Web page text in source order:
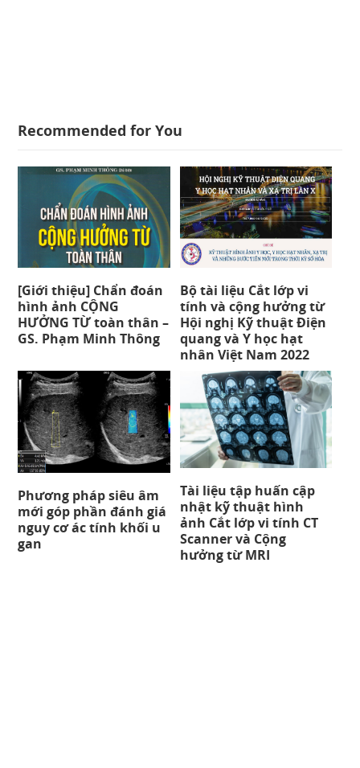
Recommended for You
[Giới thiệu] Chẩn đoán
hình ảnh CỘNG
HƯỞNG TỪ toàn thân –
GS. Phạm Minh Thông
Bộ tài liệu Cắt lớp vi
tính và cộng hưởng từ
Hội nghị Kỹ thuật Điện
quang và Y học hạt
nhân Việt Nam 2022
Phương pháp siêu âm
mới góp phần đánh giá
nguy cơ ác tính khối u
gan
Tài liệu tập huấn cập
nhật kỹ thuật hình
ảnh Cắt lớp vi tính CT
Scanner và Cộng
hưởng từ MRI